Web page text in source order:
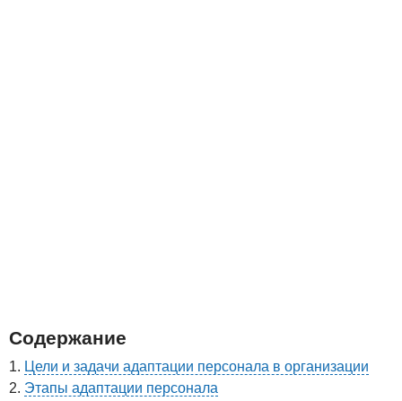
Содержание
Цели и задачи адаптации персонала в организации
Этапы адаптации персонала